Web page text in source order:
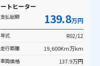
ートヒーター
支払総額 139.8万円
年式 R02/12
走行距離 19,600Km万km
車両価格 137.9万円